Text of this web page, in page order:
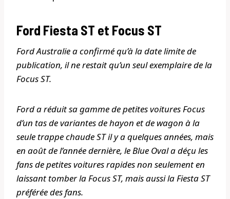
Ford Fiesta ST et Focus ST
Ford Australie a confirmé qu’à la date limite de
publication, il ne restait qu’un seul exemplaire de la
Focus ST.
Ford a réduit sa gamme de petites voitures Focus
d’un tas de variantes de hayon et de wagon à la
seule trappe chaude ST il y a quelques années, mais
en août de l’année dernière, le Blue Oval a déçu les
fans de petites voitures rapides non seulement en
laissant tomber la Focus ST, mais aussi la Fiesta ST
préférée des fans.